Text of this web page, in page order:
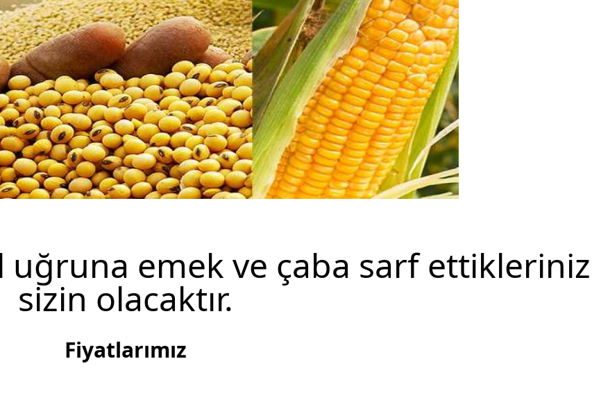
emek ve çaba sarf ettikleriniz
sizin olacaktır.
Fiyatlarımız